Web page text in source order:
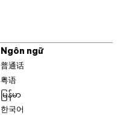
Ngôn ngữ
普通话
粤语
မြန်မာ
한국어